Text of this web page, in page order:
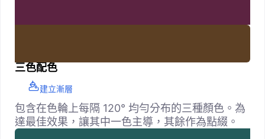
三色配色
建立漸層
包含在色輪上每隔 120° 均勻分布的三種顏色。為
達最佳效果，讓其中一色主導，其餘作為點綴。